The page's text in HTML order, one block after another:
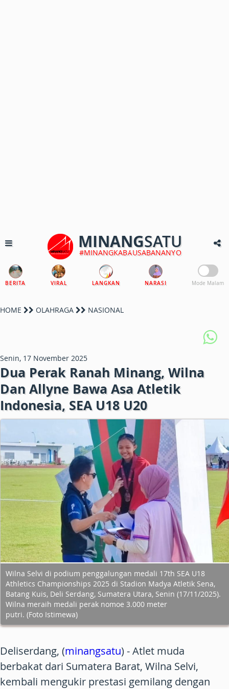
MINANGSATU
#MINANGKABAUSABANANYO
BERITA VIRAL LANGKAN NARASI Mode Malam
HOME OLAHRAGA NASIONAL
Senin, 17 November 2025
Dua Perak Ranah Minang, Wilna
Dan Allyne Bawa Asa Atletik
Indonesia, SEA U18 U20
Wilna Selvi di podium penggalungan medali 17th SEA U18
Athletics Championships 2025 di Stadion Madya Atletik Sena,
Batang Kuis, Deli Serdang, Sumatera Utara, Senin (17/11/2025).
Wilna meraih medali perak nomoe 3.000 meter
putri. (Foto Istimewa)
Deliserdang, (minangsatu) - Atlet muda
berbakat dari Sumatera Barat, Wilna Selvi,
kembali mengukir prestasi gemilang dengan